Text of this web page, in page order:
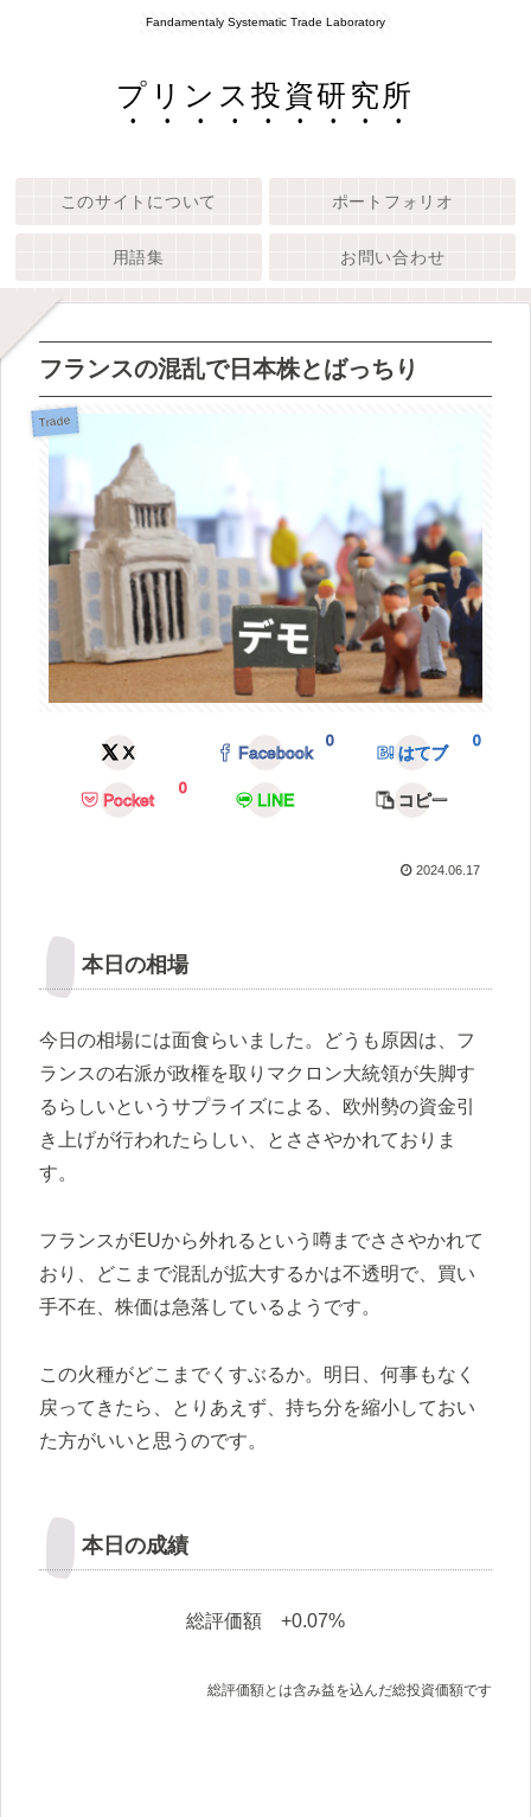
Fandamentaly Systematic Trade Laboratory
プリンス投資研究所
このサイトについて ポートフォリオ
用語集 お問い合わせ
フランスの混乱で日本株とばっちり
Trade
X Facebook
0
はてブ
0
Pocket
0
LINE コピー
2024.06.17
本日の相場
今日の相場には面食らいました。どうも原因は、フ
ランスの右派が政権を取りマクロン大統領が失脚す
るらしいというサプライズによる、欧州勢の資金引
き上げが行われたらしい、とささやかれておりま
す。
フランスがEUから外れるという噂までささやかれて
おり、どこまで混乱が拡大するかは不透明で、買い
手不在、株価は急落しているようです。
この火種がどこまでくすぶるか。明日、何事もなく
戻ってきたら、とりあえず、持ち分を縮小しておい
た方がいいと思うのです。
本日の成績
総評価額 +0.07%
総評価額とは含み益を込んだ総投資価額です